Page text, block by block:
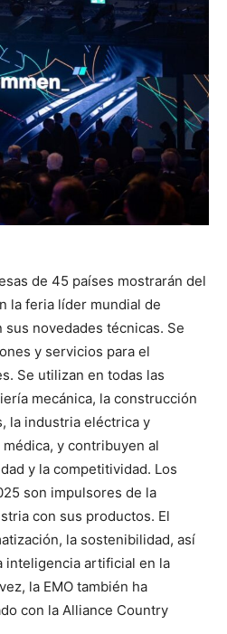
de 45 países mostrarán del
la feria líder mundial de
novedades técnicas. Se
y servicios para el
Se utilizan en todas las
mecánica, la construcción
la industria eléctrica y
y contribuyen al
y la competitividad. Los
son impulsores de la
con sus productos. El
la sostenibilidad, así
inteligencia artificial en la
la EMO también ha
con la Alliance Country